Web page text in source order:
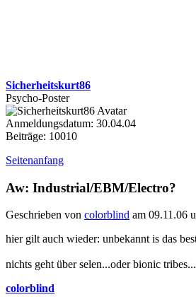
Sicherheitskurt86
Psycho-Poster
Anmeldungsdatum: 30.04.04
Beiträge: 10010
Seitenanfang
Aw: Industrial/EBM/Electro?
Geschrieben von colorblind am 09.11.06
hier gilt auch wieder: unbekannt is das
nichts geht über selen...oder bionic
colorblind